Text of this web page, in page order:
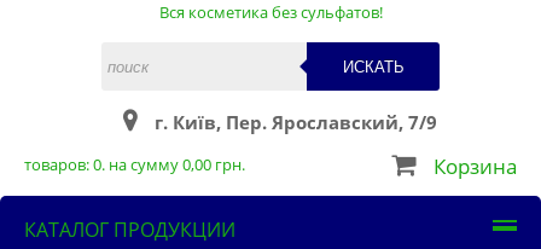
Вся косметика без сульфатов!
ИСКАТЬ
г. Київ, Пер. Ярославский, 7/9
товаров:0. на сумму0,00 грн. Корзина
КАТАЛОГ ПРОДУКЦИИ